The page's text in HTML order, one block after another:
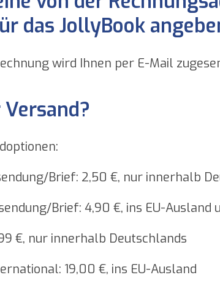
das JollyBook
wird Ihnen per E-Mail
Brief: 2,50 €, nur innerhalb
Brief: 4,90 €, ins EU-Ausland
€, nur innerhalb Deutschlands
19,00 €, ins EU-Ausland